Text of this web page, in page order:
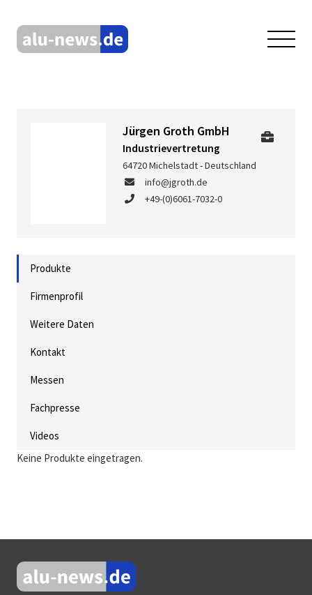
Jürgen Groth GmbH
Industrievertretung
64720 Michelstadt - Deutschland
info@jgroth.de
+49-(0)6061-7032-0
Produkte
Firmenprofil
Weitere Daten
Kontakt
Messen
Fachpresse
Videos
Keine Produkte eingetragen.